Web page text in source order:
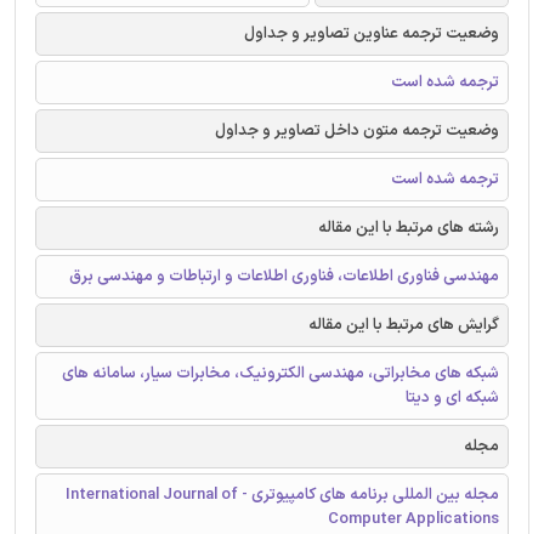
وضعیت ترجمه عناوین تصاویر و جداول
ترجمه شده است
وضعیت ترجمه متون داخل تصاویر و جداول
ترجمه شده است
رشته های مرتبط با این مقاله
مهندسی فناوری اطلاعات، فناوری اطلاعات و ارتباطات و مهندسی برق
گرایش های مرتبط با این مقاله
شبکه های مخابراتی، مهندسی الکترونیک، مخابرات سیار، سامانه های
شبکه ای و دیتا
مجله
مجله بین المللی برنامه های کامپیوتری - International Journal of
Computer Applications